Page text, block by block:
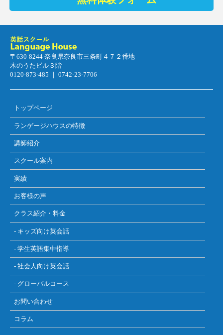
〒630-8244 奈良県奈良市三条町４７２番地
木のうたビル３階
0120-873-485 ｜ 0742-23-7706
トップページ
ランゲージハウスの特徴
講師紹介
スクール案内
実績
お客様の声
クラス紹介・料金
- キッズ向け英会話
- 学生英語集中指導
- 社会人向け英会話
- グローバルコース
お問い合わせ
コラム